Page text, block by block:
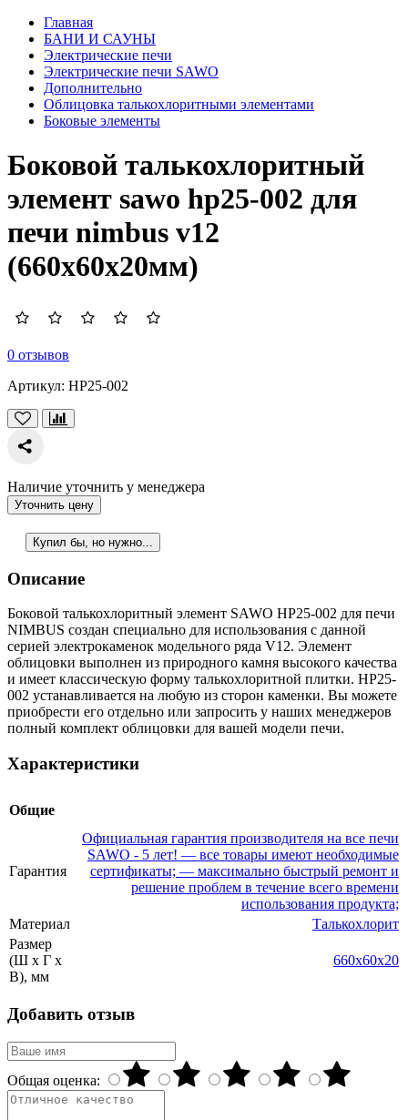
Главная
БАНИ И САУНЫ
Электрические печи
Электрические печи SAWO
Дополнительно
Облицовка талькохлоритными элементами
Боковые элементы
Боковой талькохлоритный
элемент sawo hp25-002 для
печи nimbus v12
(660х60х20мм)
0 отзывов
Артикул: HP25-002
Наличие уточнить у менеджера
Уточнить цену
Купил бы, но нужно...
Описание
Боковой талькохлоритный элемент SAWO HP25-002 для печи
NIMBUS создан специально для использования с данной
серией электрокаменок модельного ряда V12. Элемент
облицовки выполнен из природного камня высокого качества
и имеет классическую форму талькохлоритной плитки. HP25-
002 устанавливается на любую из сторон каменки. Вы можете
приобрести его отдельно или запросить у наших менеджеров
полный комплект облицовки для вашей модели печи.
Характеристики
Общие
Гарантия
Официальная гарантия производителя на все печи
SAWO - 5 лет! — все товары имеют необходимые
сертификаты; — максимально быстрый ремонт и
решение проблем в течение всего времени
использования продукта;
Материал
Талькохлорит
Размер
(Ш x Г x
В), мм
660x60x20
Добавить отзыв
Общая оценка: